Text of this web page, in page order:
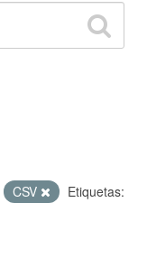
CSV
Etiquetas: